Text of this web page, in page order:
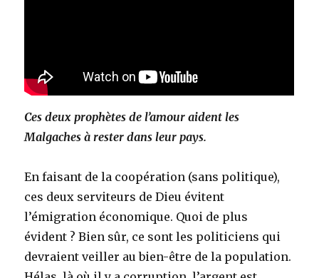
Ces deux prophètes de l’amour aident les
Malgaches à rester dans leur pays.
En faisant de la coopération (sans politique),
ces deux serviteurs de Dieu évitent
l’émigration économique. Quoi de plus
évident ? Bien sûr, ce sont les politiciens qui
devraient veiller au bien-être de la population.